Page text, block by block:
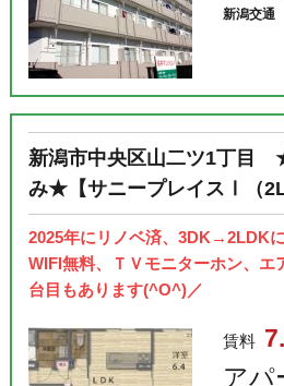
新潟交
新潟市中央区山二ツ1丁目
み★【サニープレイスⅠ（
2025年にリノベ済、3DK→2LDK
WIFI無料、ＴＶモニターホン、エ
台目もあります(^O^)／
賃料
アパ